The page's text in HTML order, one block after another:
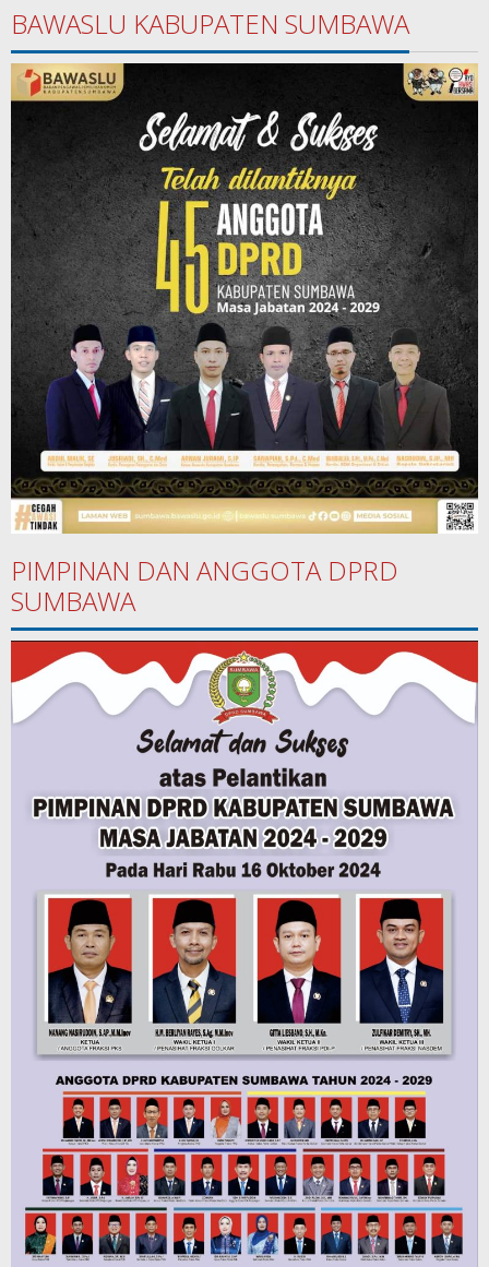
BAWASLU KABUPATEN SUMBAWA
PIMPINAN DAN ANGGOTA DPRD
SUMBAWA